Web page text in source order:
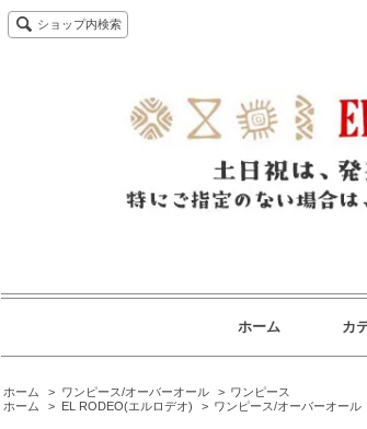
ショップ内検索
ホーム カ
ホーム > ワンピース/オーバーオール > ワンピース
ホーム
> EL RODEO(エルロデオ) > ワンピース/オーバーオール